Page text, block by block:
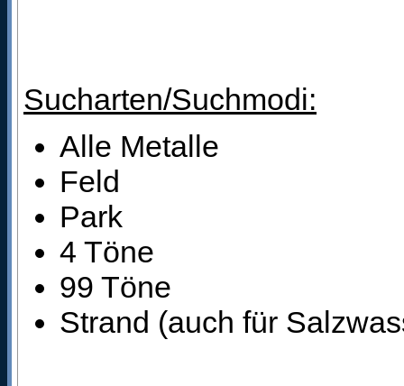
Sucharten/Suchmodi:
Alle Metalle
Feld
Park
4 Töne
99 Töne
Strand (auch für